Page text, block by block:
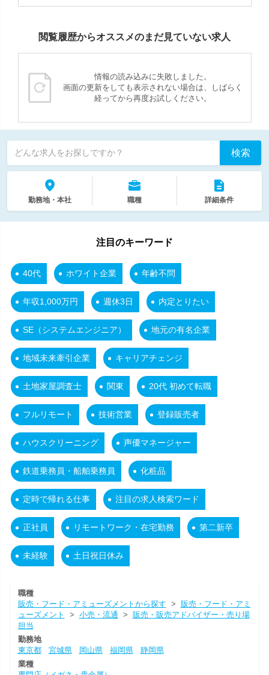
閲覧履歴からオススメのまだ見ていない求人
情報の読み込みに失敗しました。
画面の更新をしても表示されない場合は、しばらく
経ってから再度お試しください。
どんな求人をお探しですか？ 検索
勤務地・本社 職種 詳細条件
注目のキーワード
40代 ホワイト企業 年齢不問
年収1,000万円 週休3日 内定とりたい
SE（システムエンジニア） 地元の有名企業
地域未来牽引企業 キャリアチェンジ
土地家屋調査士 関東 20代 初めて転職
フルリモート 技術営業 登録販売者
ハウスクリーニング 声優マネージャー
鉄道乗務員・船舶乗務員 化粧品
定時で帰れる仕事 注目の求人検索ワード
正社員 リモートワーク・在宅勤務 第二新卒
未経験 土日祝日休み
職種
販売・フード・アミューズメントから探す > 販売・フード・アミ
ューズメント
> 小売・流通 > 販売・販売アドバイザー・売り場
担当
勤務地
東京都
宮城県 岡山県 福岡県
静岡県
業種